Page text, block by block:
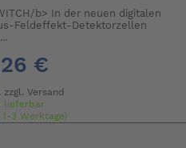
b> In der neuen digitalen
Feldeffekt-Detektorzellen
€
zzgl. Versand
lieferbar
3 Werktage)